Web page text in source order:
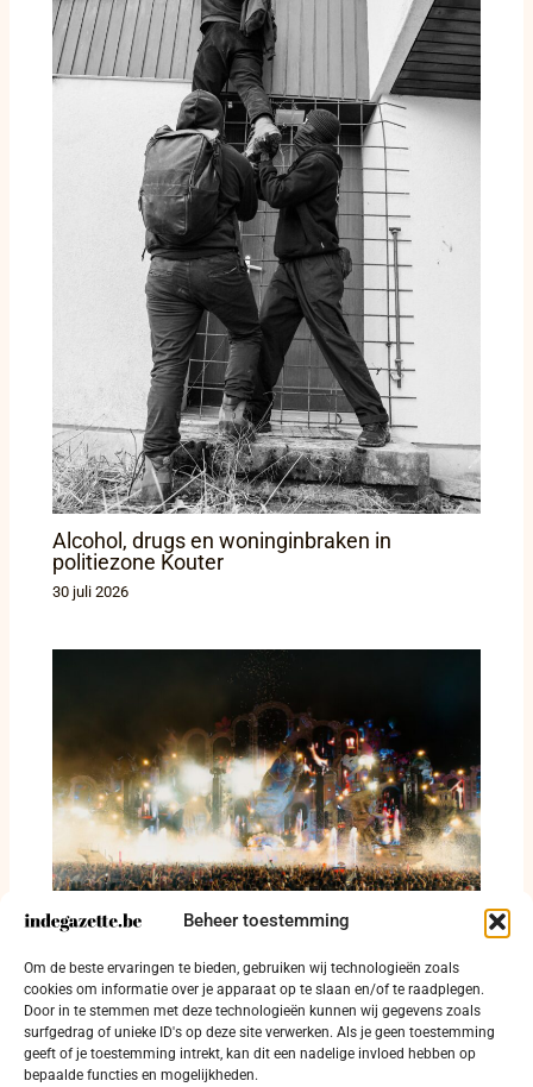
Beheer toestemming
Om de beste ervaringen te bieden, gebruiken wij technologieën zoals
cookies om informatie over je apparaat op te slaan en/of te raadplegen.
Door in te stemmen met deze technologieën kunnen wij gegevens zoals
surfgedrag of unieke ID's op deze site verwerken. Als je geen toestemming
geeft of je toestemming intrekt, kan dit een nadelige invloed hebben op
bepaalde functies en mogelijkheden.
Alcohol, drugs en woninginbraken in
politiezone Kouter
30 juli 2026
403 festivalgangers betrapt met drugs en
114 arrestaties op Tomorrowland
28 juli 2026